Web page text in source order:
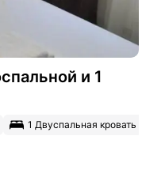
и 1
1 Двуспальная кровать